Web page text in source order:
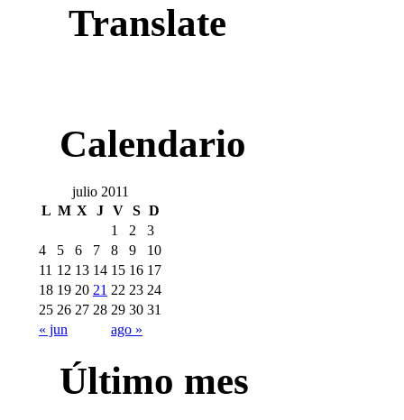
Translate
Calendario
julio 2011
L M X J V S D
« jun ago »
1 2
3
4
5 6 7 8 9
10
11 12 13 14 15 16 17
18 19 20 21 22 23 24
25 26 27 28 29 30 31
Último mes